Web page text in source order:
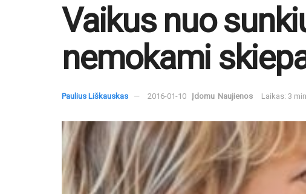
Vaikus nuo
nemokami
Paulius Liškauskas 2016-01-10 Įdomu Naujienos Laikas: 3